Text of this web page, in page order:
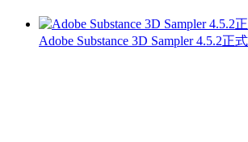
Adobe Substance 3D Sampler 4.5.2正